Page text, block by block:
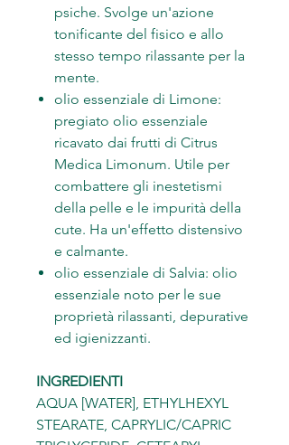
psiche. Svolge un'azione
tonificante del fisico e allo
stesso tempo rilassante per la
mente.
olio essenziale di Limone:
pregiato olio essenziale
ricavato dai frutti di Citrus
Medica Limonum. Utile per
combattere gli inestetismi
della pelle e le impurità della
cute. Ha un'effetto distensivo
e calmante.
olio essenziale di Salvia: olio
essenziale noto per le sue
proprietà rilassanti, depurative
ed igienizzanti.
INGREDIENTI
AQUA [WATER], ETHYLHEXYL
STEARATE, CAPRYLIC/CAPRIC